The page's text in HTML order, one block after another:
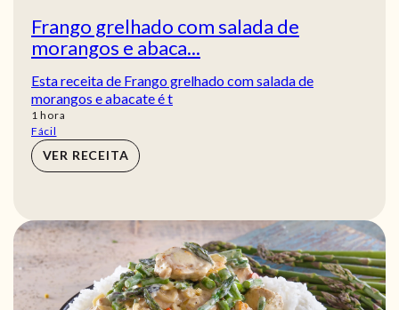
Frango grelhado com salada de
morangos e abaca...
Esta receita de Frango grelhado com salada de
morangos e abacate é t
1 hora
hora
Fácil
VER RECEITA